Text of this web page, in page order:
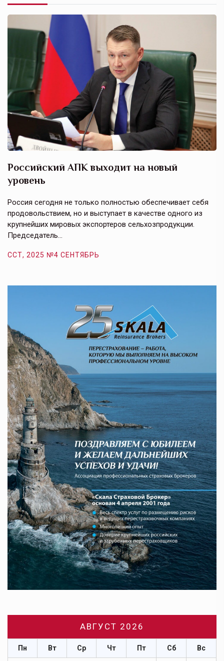
Российский АПК выходит на новый
уровень
Россия сегодня не только полностью обеспечивает себя
продовольствием, но и выступает в качестве одного из
крупнейших мировых экспортеров сельхозпродукции.
Председатель…
ССТ, 2025 №4 СЕНТЯБРЬ
АВГУСТ 2026
Пн Вт Ср Чт Пт Сб Вс